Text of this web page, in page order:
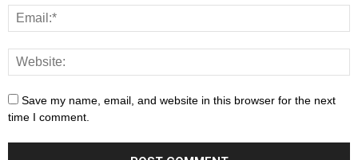
Save my name, email, and website in this browser for the next
time I comment.